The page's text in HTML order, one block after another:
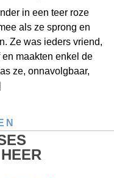
in een teer roze
als ze sprong en
Ze was ieders vriend,
maakten enkel de
ze, onnavolgbaar,